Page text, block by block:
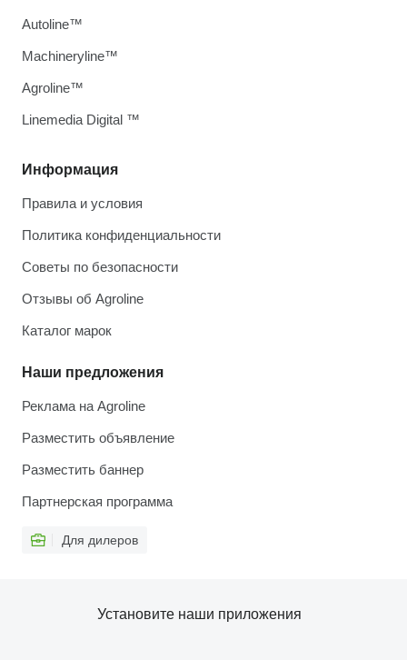
Информация
Правила и условия
Политика конфиденциальности
Советы по безопасности
Отзывы об Agroline
Каталог марок
Наши предложения
Реклама на Agroline
Разместить объявление
Разместить баннер
Партнерская программа
Для дилеров
Autoline™
Machineryline™
Agroline™
Linemedia Digital ™
Установите наши приложения